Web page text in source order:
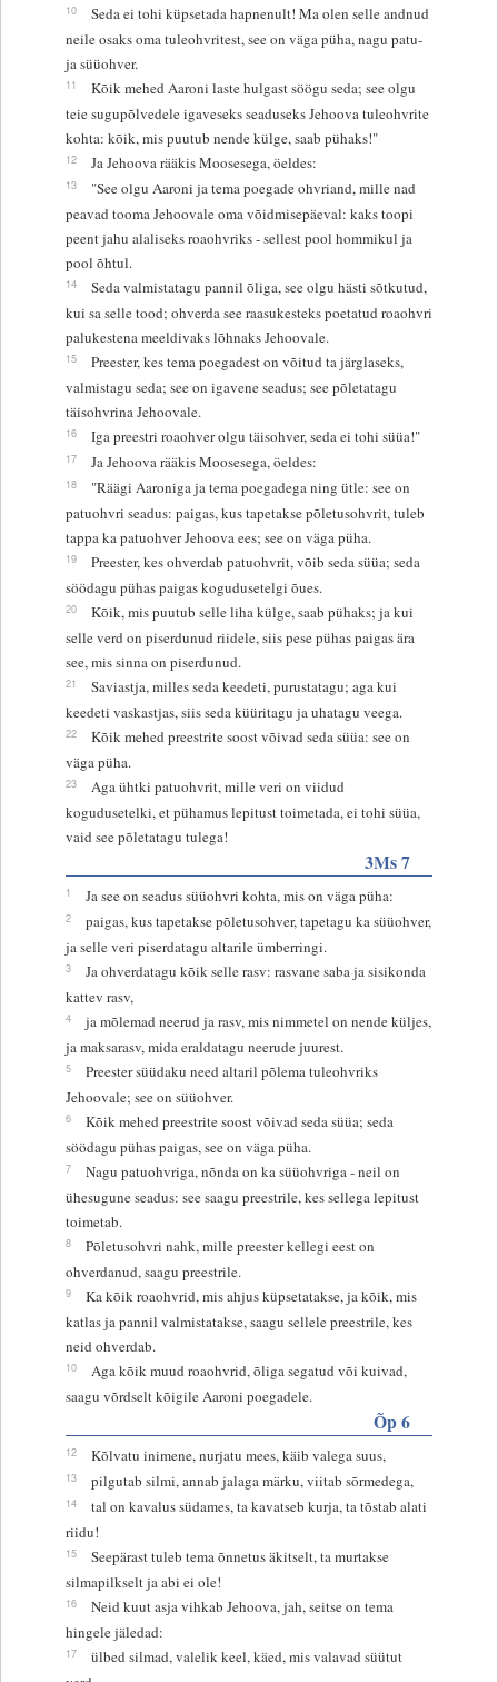
10
Seda ei tohi küpsetada hapnenult! Ma olen selle andnud
neile osaks oma tuleohvritest, see on väga püha, nagu patu-
ja süüohver.
11
Kõik mehed Aaroni laste hulgast söögu seda; see olgu
teie sugupõlvedele igaveseks seaduseks Jehoova tuleohvrite
kohta: kõik, mis puutub nende külge, saab pühaks!"
12 Ja Jehoova rääkis Moosesega, öeldes:
13
"See olgu Aaroni ja tema poegade ohvriand, mille nad
peavad tooma Jehoovale oma võidmisepäeval: kaks toopi
peent jahu alaliseks roaohvriks - sellest pool hommikul ja
pool õhtul.
14
Seda valmistatagu pannil õliga, see olgu hästi sõtkutud,
kui sa selle tood; ohverda see raasukesteks poetatud roaohvri
palukestena meeldivaks lõhnaks Jehoovale.
15
Preester, kes tema poegadest on võitud ta järglaseks,
valmistagu seda; see on igavene seadus; see põletatagu
täisohvrina Jehoovale.
16 Iga preestri roaohver olgu täisohver, seda ei tohi süüa!"
17 Ja Jehoova rääkis Moosesega, öeldes:
18
"Räägi Aaroniga ja tema poegadega ning ütle: see on
patuohvri seadus: paigas, kus tapetakse põletusohvrit, tuleb
tappa ka patuohver Jehoova ees; see on väga püha.
19
Preester, kes ohverdab patuohvrit, võib seda süüa; seda
söödagu pühas paigas kogudusetelgi õues.
20
Kõik, mis puutub selle liha külge, saab pühaks; ja kui
selle verd on piserdunud riidele, siis pese pühas paigas ära
see, mis sinna on piserdunud.
21
Saviastja, milles seda keedeti, purustatagu; aga kui
keedeti vaskastjas, siis seda küüritagu ja uhatagu veega.
22
Kõik mehed preestrite soost võivad seda süüa: see on
väga püha.
23
Aga ühtki patuohvrit, mille veri on viidud
kogudusetelki, et pühamus lepitust toimetada, ei tohi süüa,
vaid see põletatagu tulega!
3Ms 7
1 Ja see on seadus süüohvri kohta, mis on väga püha:
2
paigas, kus tapetakse põletusohver, tapetagu ka süüohver,
ja selle veri piserdatagu altarile ümberringi.
3
Ja ohverdatagu kõik selle rasv: rasvane saba ja sisikonda
kattev rasv,
4
ja mõlemad neerud ja rasv, mis nimmetel on nende küljes,
ja maksarasv, mida eraldatagu neerude juurest.
5
Preester süüdaku need altaril põlema tuleohvriks
Jehoovale; see on süüohver.
6
Kõik mehed preestrite soost võivad seda süüa; seda
söödagu pühas paigas, see on väga püha.
7
Nagu patuohvriga, nõnda on ka süüohvriga - neil on
ühesugune seadus: see saagu preestrile, kes sellega lepitust
toimetab.
8
Põletusohvri nahk, mille preester kellegi eest on
ohverdanud, saagu preestrile.
9
Ka kõik roaohvrid, mis ahjus küpsetatakse, ja kõik, mis
katlas ja pannil valmistatakse, saagu sellele preestrile, kes
neid ohverdab.
10
Aga kõik muud roaohvrid, õliga segatud või kuivad,
saagu võrdselt kõigile Aaroni poegadele.
Õp 6
12 Kõlvatu inimene, nurjatu mees, käib valega suus,
13 pilgutab silmi, annab jalaga märku, viitab sõrmedega,
14
tal on kavalus südames, ta kavatseb kurja, ta tõstab alati
riidu!
15
Seepärast tuleb tema õnnetus äkitselt, ta murtakse
silmapilkselt ja abi ei ole!
16
Neid kuut asja vihkab Jehoova, jah, seitse on tema
hingele jäledad:
17
ülbed silmad, valelik keel, käed, mis valavad süütut